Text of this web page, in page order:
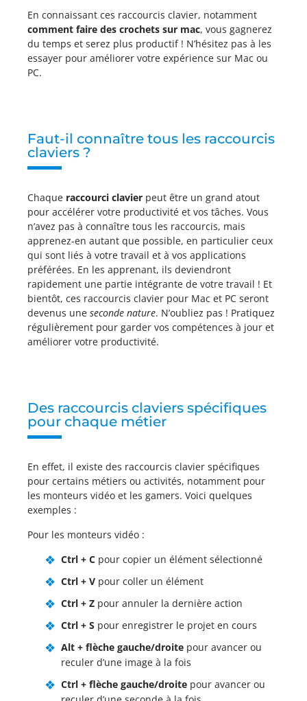
En connaissant ces raccourcis clavier, notamment
comment faire des crochets sur mac, vous gagnerez
du temps et serez plus productif ! N’hésitez pas à les
essayer pour améliorer votre expérience sur Mac ou
PC.
Faut-il connaître tous les raccourcis
claviers ?
Chaque raccourci clavier peut être un grand atout
pour accélérer votre productivité et vos tâches. Vous
n’avez pas à connaître tous les raccourcis, mais
apprenez-en autant que possible, en particulier ceux
qui sont liés à votre travail et à vos applications
préférées. En les apprenant, ils deviendront
rapidement une partie intégrante de votre travail ! Et
bientôt, ces raccourcis clavier pour Mac et PC seront
devenus une seconde nature. N’oubliez pas ! Pratiquez
régulièrement pour garder vos compétences à jour et
améliorer votre productivité.
Des raccourcis claviers spécifiques
pour chaque métier
En effet, il existe des raccourcis clavier spécifiques
pour certains métiers ou activités, notamment pour
les monteurs vidéo et les gamers. Voici quelques
exemples :
Pour les monteurs vidéo :
Ctrl + C pour copier un élément sélectionné
Ctrl + V pour coller un élément
Ctrl + Z pour annuler la dernière action
Ctrl + S pour enregistrer le projet en cours
Alt + flèche gauche/droite pour avancer ou
reculer d’une image à la fois
Ctrl + flèche gauche/droite pour avancer ou